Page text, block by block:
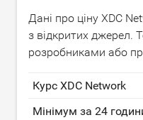
Дані про ціну XDC
з відкритих джерел.
розробниками або
Курс XDC Network
Мінімум за 24